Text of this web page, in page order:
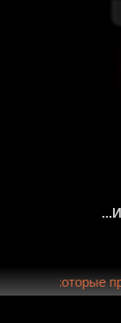
событиях,